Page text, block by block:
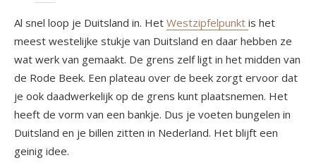
Al snel loop je Duitsland in. Het Westzipfelpunkt is het
meest westelijke stukje van Duitsland en daar hebben ze
wat werk van gemaakt. De grens zelf ligt in het midden van
de Rode Beek. Een plateau over de beek zorgt ervoor dat
je ook daadwerkelijk op de grens kunt plaatsnemen. Het
heeft de vorm van een bankje. Dus je voeten bungelen in
Duitsland en je billen zitten in Nederland. Het blijft een
geinig idee.